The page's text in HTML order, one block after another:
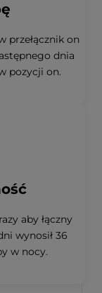
przełącznik on
dnia
pozycji on.
aby łączny
wynosił 36
w nocy.